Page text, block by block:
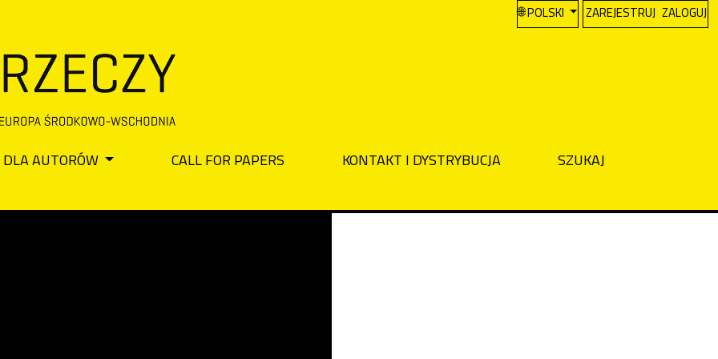
CHANGE THE LANGUAGE. THE
POLSKI ZAREJESTRUJ ZALOGUJ
DLA AUTORÓW CALL FOR PAPERS KONTAKT I DYSTRYBUCJA
SZUKAJ